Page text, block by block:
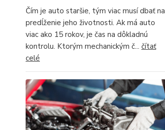
Čím je auto staršie, tým viac musí dbať na
predĺženie jeho životnosti. Ak má auto
viac ako 15 rokov, je čas na dôkladnú
kontrolu. Ktorým mechanickým č... čítať
celé